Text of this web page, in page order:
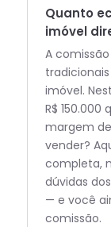
Quanto
imóvel
A
imóvel.
R$
margem
vender?
completa,
dúvidas
— e você
comissão.